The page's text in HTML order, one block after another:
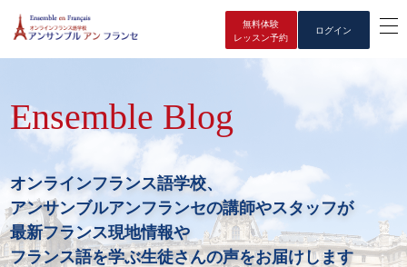
無料体験
レッスン予約
ログイン
Ensemble Blog
オンラインフランス語学校、
アンサンブルアンフランセの講師やスタッフが
最新フランス現地情報や
フランス語を学ぶ生徒さんの声をお届けします